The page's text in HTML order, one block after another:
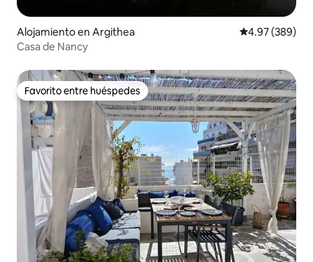
Alojamiento en Argithea Calificación
4.97 (389)
Casa de Nancy
Favorito entre huéspedes
Favorito entre huéspedes